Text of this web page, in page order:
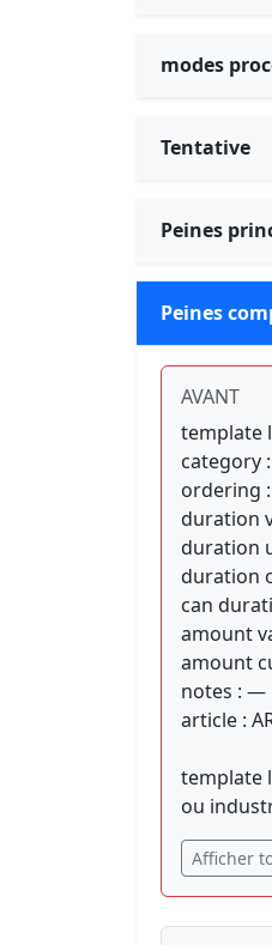
modes
Tentative
Peines
Peines
AVANT
template
category
ordering
duration
duration
duration
can
amount
amount
notes : —
article :
template
ou
Afficher